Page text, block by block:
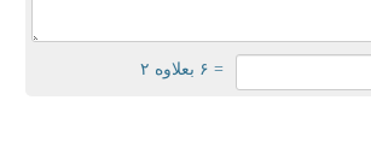
= ۶ بعلاوه ۲